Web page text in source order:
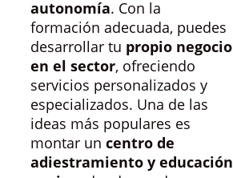
autonomía. Con la
formación adecuada, puedes
desarrollar tu propio negocio
en el sector, ofreciendo
servicios personalizados y
especializados. Una de las
ideas más populares es
montar un centro de
adiestramiento y educación